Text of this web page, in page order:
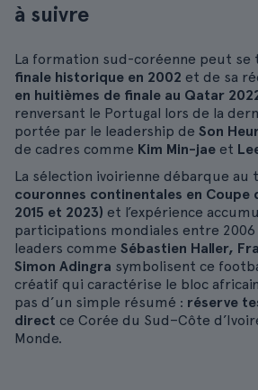
à suivre
La formation sud-coréenne peut se
finale historique en 2002 et de sa
en huitièmes de finale au Qatar
renversant le Portugal lors de la
portée par le leadership de Son
de cadres comme Kim Min-jae et
La sélection ivoirienne débarque au
couronnes continentales en Coupe
2015 et 2023) et l’expérience
participations mondiales entre 2006
leaders comme Sébastien Haller,
Simon Adingra symbolisent ce
créatif qui caractérise le bloc
pas d’un simple résumé : réserve
direct ce Corée du Sud–Côte
Monde.